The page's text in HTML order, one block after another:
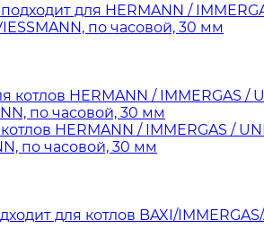
для HERMANN /
по часовой, 30 мм
HERMANN / IMMERGAS /
по часовой, 30 мм